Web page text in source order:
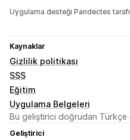
Uygulama desteği Pandectes
Kaynaklar
Gizlilik politikası
SSS
Eğitim
Uygulama Belgeleri
Bu geliştirici doğrudan Türkçe
Geliştirici